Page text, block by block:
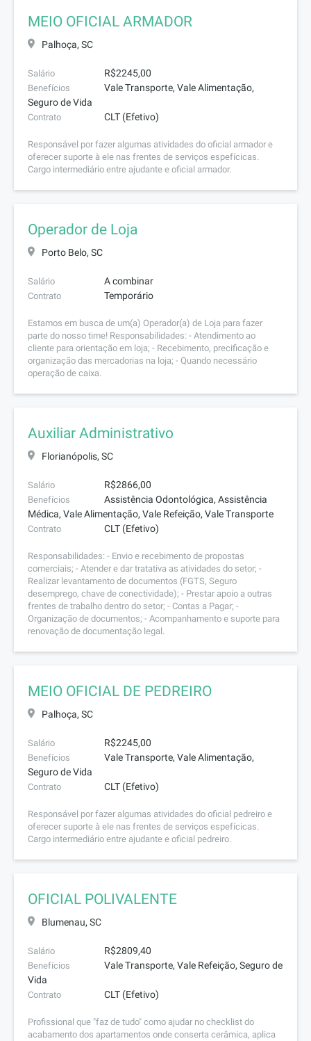
MEIO OFICIAL ARMADOR
Palhoça, SC
Salário R$2245,00
Benefícios
Vale Transporte, Vale Alimentação,
Seguro de Vida
Contrato CLT (Efetivo)
Responsável por fazer algumas atividades do oficial armador e
oferecer suporte à ele nas frentes de serviços espefícicas.
Cargo intermediário entre ajudante e oficial armador.
Operador de Loja
Porto Belo, SC
Salário A combinar
Contrato Temporário
Estamos em busca de um(a) Operador(a) de Loja para fazer
parte do nosso time! Responsabilidades: - Atendimento ao
cliente para orientação em loja; - Recebimento, precificação e
organização das mercadorias na loja; - Quando necessário
operação de caixa.
Auxiliar Administrativo
Florianópolis, SC
Salário R$2866,00
Benefícios
Assistência Odontológica, Assistência
Médica, Vale Alimentação, Vale Refeição, Vale Transporte
Contrato CLT (Efetivo)
Responsabilidades: - Envio e recebimento de propostas
comerciais; - Atender e dar tratativa as atividades do setor; -
Realizar levantamento de documentos (FGTS, Seguro
desemprego, chave de conectividade); - Prestar apoio a outras
frentes de trabalho dentro do setor; - Contas a Pagar; -
Organização de documentos; - Acompanhamento e suporte para
renovação de documentação legal.
MEIO OFICIAL DE PEDREIRO
Palhoça, SC
Salário R$2245,00
Benefícios
Vale Transporte, Vale Alimentação,
Seguro de Vida
Contrato CLT (Efetivo)
Responsável por fazer algumas atividades do oficial pedreiro e
oferecer suporte à ele nas frentes de serviços espefícicas.
Cargo intermediário entre ajudante e oficial pedreiro.
OFICIAL POLIVALENTE
Blumenau, SC
Salário R$2809,40
Benefícios
Vale Transporte, Vale Refeição, Seguro de
Vida
Contrato CLT (Efetivo)
Profissional que "faz de tudo" como ajudar no checklist do
acabamento dos apartamentos onde conserta cerâmica, aplica